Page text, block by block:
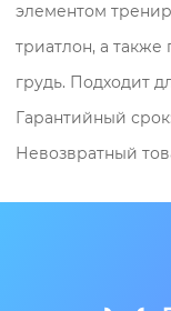
-
части спины;
- снимает
части спины;
Идеально
тренировки
элементом
триатлон, а также
грудь. Подходит
Гарантийный
Невозвратный